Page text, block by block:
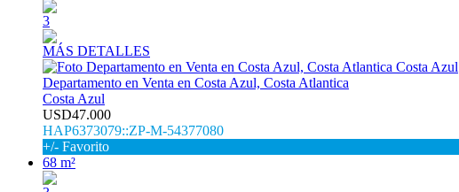
3
MÁS DETALLES
Departamento en Venta en Costa Azul, Costa Atlantica
Costa Azul
USD47.000
HAP6373079::ZP-M-54377080
+/- Favorito
68 m²